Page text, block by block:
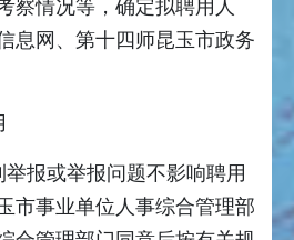
察情况等，确定拟聘用人
息网、第十四师昆玉市政务
报或举报问题不影响聘用
市事业单位人事综合管理部